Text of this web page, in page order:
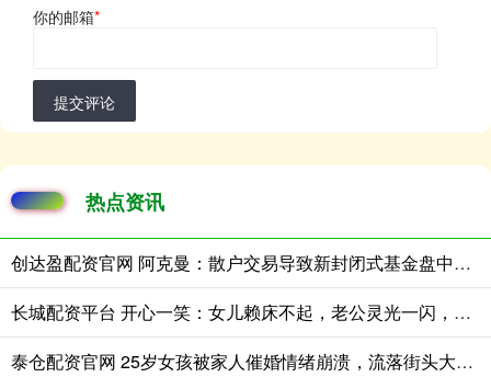
你的邮箱*
提交评论
热点资讯
创达盈配资官网 阿克曼：散户交易导致新封闭式基金盘中急跌
长城配资平台 开心一笑：女儿赖床不起，老公灵光一闪，啪的一声……
泰仓配资官网 25岁女孩被家人催婚情绪崩溃，流落街头大哭满脸无助，场面心酸！